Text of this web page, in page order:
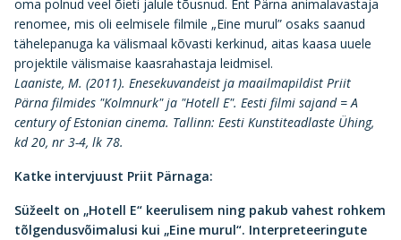
oma polnud veel õieti jalule tõusnud. Ent Pärna animalavastaja
renomee, mis oli eelmisele filmile „Eine murul” osaks saanud
tähelepanuga ka välismaal kõvasti kerkinud, aitas kaasa uuele
projektile välismaise kaasrahastaja leidmisel.
Laaniste, M. (2011). Enesekuvandeist ja maailmapildist Priit
Pärna filmides "Kolmnurk" ja "Hotell E". Eesti filmi sajand = A
century of Estonian cinema. Tallinn: Eesti Kunstiteadlaste Ühing,
kd 20, nr 3-4, lk 78.
Katke intervjuust Priit Pärnaga:
Süžeelt on „Hotell E“ keerulisem ning pakub vahest rohkem
tõlgendusvõimalusi kui „Eine murul“. Interpreteeringute